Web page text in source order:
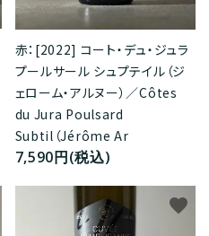
赤：[2022] コート・デュ・ジュラ
プールサール シュプテイル（ジ
ェローム・アルヌー）／Côtes
du Jura Poulsard
Subtil（Jérôme Ar
7,590円(税込)
favorite